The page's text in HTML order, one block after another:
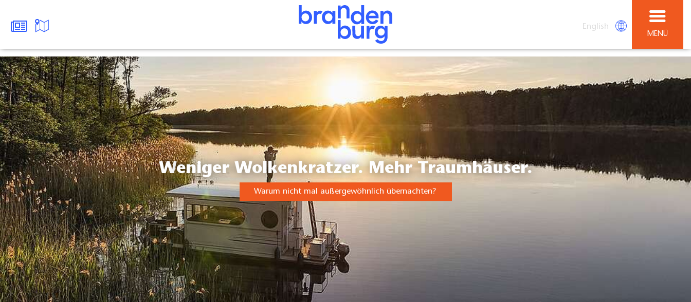
English
MENÜ
Weniger Wolkenkratzer. Mehr Traumhäuser.
Warum nicht mal außergewöhnlich übernachten?